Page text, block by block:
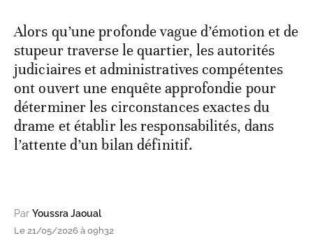
​Alors qu’une profonde vague d’émotion et de
stupeur traverse le quartier, les autorités
judiciaires et administratives compétentes
ont ouvert une enquête approfondie pour
déterminer les circonstances exactes du
drame et établir les responsabilités, dans
l’attente d’un bilan définitif.
Par Youssra Jaoual
Le 21/05/2026 à 09h32